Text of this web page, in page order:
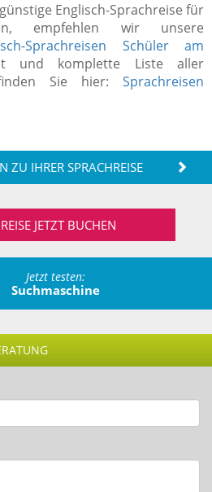
Englisch-Sprachreise für
empfehlen wir unsere
Sprachreisen Schüler am
und komplette Liste aller
finden Sie hier: Sprachreisen
ZU IHRER SPRACHREISE
JETZT BUCHEN
Jetzt testen:
Suchmaschine